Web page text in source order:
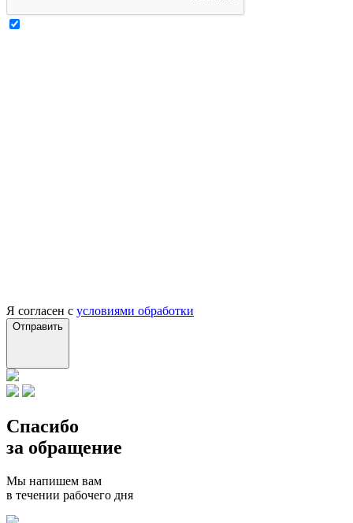
Я согласен с условиями обработки
Отправить
Спасибо
за обращение
Мы напишем вам
в течении рабочего дня